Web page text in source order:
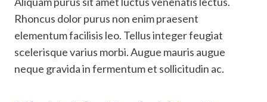
Rhoncus dolor purus non enim praesent
elementum facilisis leo. Tellus integer feugiat
scelerisque varius morbi. Augue mauris augue
neque gravida in fermentum et sollicitudin ac.